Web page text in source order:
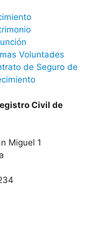
Voluntades
de Seguro de
Civil de
Miguel 1